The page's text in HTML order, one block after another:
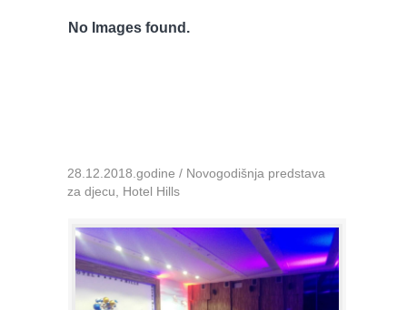
No Images found.
28.12.2018.godine / Novogodišnja predstava
za djecu, Hotel Hills